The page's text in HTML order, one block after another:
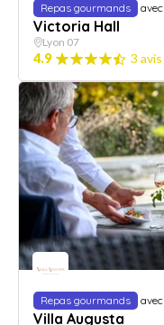
Repas gourmands avec
Victoria Hall
Lyon 07
4.9 3 avis
Repas gourmands avec
Villa Augusta